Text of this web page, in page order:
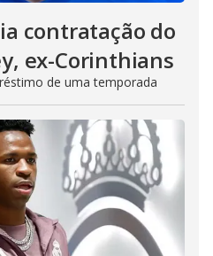
contratação do
ex-Corinthians
de uma temporada